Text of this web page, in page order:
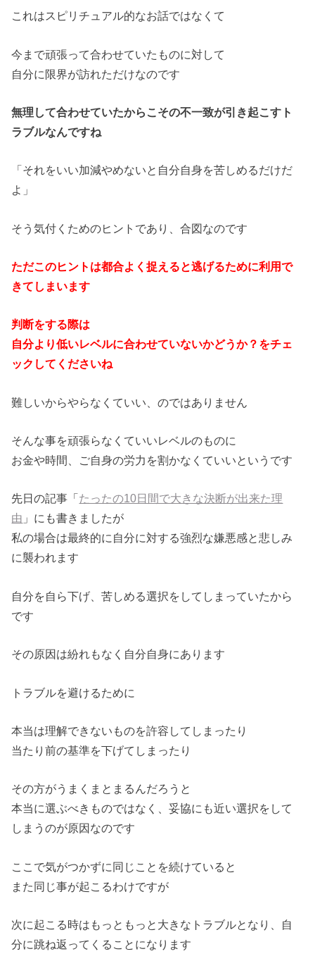
これはスピリチュアル的なお話ではなくて
今まで頑張って合わせていたものに対して
自分に限界が訪れただけなのです
無理して合わせていたからこその不一致が引き起こすト
ラブルなんですね
「それをいい加減やめないと自分自身を苦しめるだけだ
よ」
そう気付くためのヒントであり、合図なのです
ただこのヒントは都合よく捉えると逃げるために利用で
きてしまいます
判断をする際は
自分より低いレベルに合わせていないかどうか？をチェ
ックしてく ださいね
難しいからやらなくていい、のではありません
そんな事を頑張らなくていいレベルのものに
お金や時間、ご自身の労力を割かなくていいというです
先日の記事「 たったの10日間で大きな決断が出来た理
由 」にも書きましたが
私の場合は最終的に自分に対する強烈な嫌悪感と悲しみ
に襲われます
自分を自ら下げ、苦しめる選択をしてしまっていたから
です
その原因は紛れもなく自分自身にあります
トラブルを避けるために
本当は理解できないものを許容してしまったり
当たり前の基準を下げてしまったり
その方がうまくまとまるんだろうと
本当に選ぶべきものではなく、妥協にも近い選択をして
しまうのが原因なのです
ここで気がつかずに同じことを続けていると
また同じ事が起こるわけですが
次に起こる時はもっともっと大きなトラブルとなり、自
分に跳ね返 ってくることになります